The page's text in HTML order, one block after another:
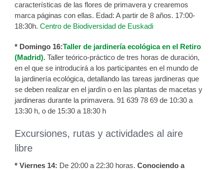
características de las flores de primavera y crearemos
marca páginas con ellas. Edad: A partir de 8 años. 17:00-
18:30h. Centro de Biodiversidad de Euskadi
* Domingo 16:Taller de jardinería ecológica en el Retiro
(Madrid). Taller teórico-práctico de tres horas de duración,
en el que se introducirá a los participantes en el mundo de
la jardinería ecológica, detallando las tareas jardineras que
se deben realizar en el jardín o en las plantas de macetas y
jardineras durante la primavera. 91 639 78 69 de 10:30 a
13:30 h, o de 15:30 a 18:30 h
Excursiones, rutas y actividades al aire
libre
* Viernes 14: De 20:00 a 22:30 horas. Conociendo a